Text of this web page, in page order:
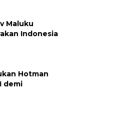
Maluku
Indonesia
Hotman
demi